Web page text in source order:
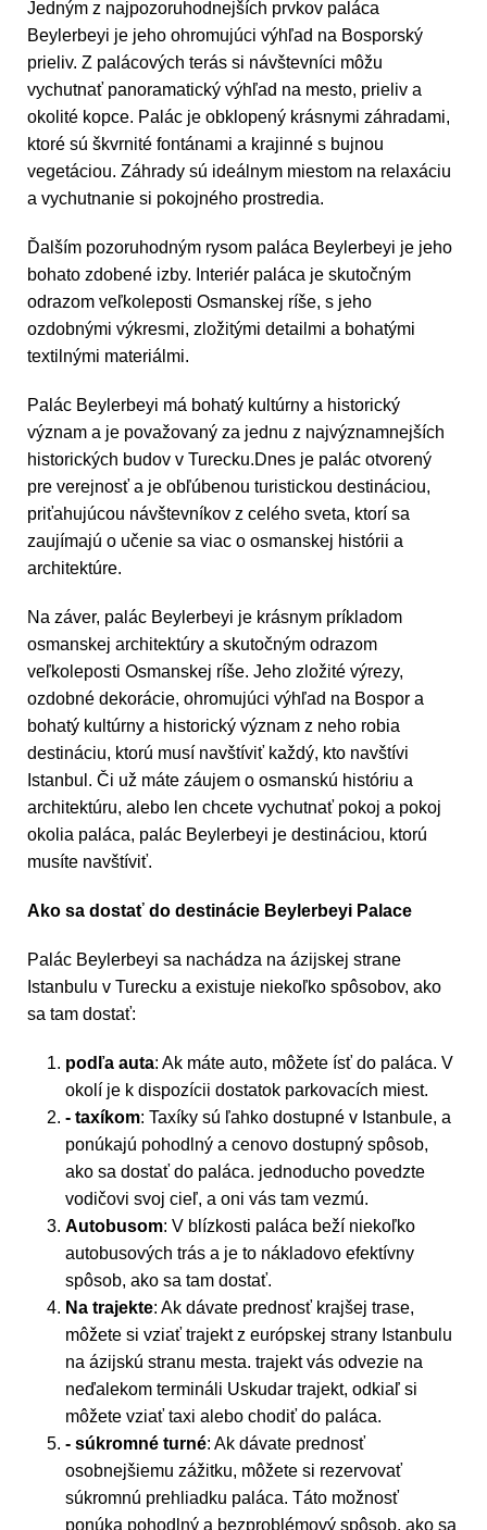
Jedným z najpozoruhodnejších prvkov paláca
Beylerbeyi je jeho ohromujúci výhľad na Bosporský
prieliv. Z palácových terás si návštevníci môžu
vychutnať panoramatický výhľad na mesto, prieliv a
okolité kopce. Palác je obklopený krásnymi záhradami,
ktoré sú škvrnité fontánami a krajinné s bujnou
vegetáciou. Záhrady sú ideálnym miestom na relaxáciu
a vychutnanie si pokojného prostredia.
Ďalším pozoruhodným rysom paláca Beylerbeyi je jeho
bohato zdobené izby. Interiér paláca je skutočným
odrazom veľkoleposti Osmanskej ríše, s jeho
ozdobnými výkresmi, zložitými detailmi a bohatými
textilnými materiálmi.
Palác Beylerbeyi má bohatý kultúrny a historický
význam a je považovaný za jednu z najvýznamnejších
historických budov v Turecku.Dnes je palác otvorený
pre verejnosť a je obľúbenou turistickou destináciou,
priťahujúcou návštevníkov z celého sveta, ktorí sa
zaujímajú o učenie sa viac o osmanskej histórii a
architektúre.
Na záver, palác Beylerbeyi je krásnym príkladom
osmanskej architektúry a skutočným odrazom
veľkoleposti Osmanskej ríše. Jeho zložité výrezy,
ozdobné dekorácie, ohromujúci výhľad na Bospor a
bohatý kultúrny a historický význam z neho robia
destináciu, ktorú musí navštíviť každý, kto navštívi
Istanbul. Či už máte záujem o osmanskú históriu a
architektúru, alebo len chcete vychutnať pokoj a pokoj
okolia paláca, palác Beylerbeyi je destináciou, ktorú
musíte navštíviť.
Ako sa dostať do destinácie Beylerbeyi Palace
Palác Beylerbeyi sa nachádza na ázijskej strane
Istanbulu v Turecku a existuje niekoľko spôsobov, ako
sa tam dostať:
podľa auta: Ak máte auto, môžete ísť do paláca. V
okolí je k dispozícii dostatok parkovacích miest.
- taxíkom: Taxíky sú ľahko dostupné v Istanbule, a
ponúkajú pohodlný a cenovo dostupný spôsob,
ako sa dostať do paláca. jednoducho povedzte
vodičovi svoj cieľ, a oni vás tam vezmú.
Autobusom: V blízkosti paláca beží niekoľko
autobusových trás a je to nákladovo efektívny
spôsob, ako sa tam dostať.
Na trajekte: Ak dávate prednosť krajšej trase,
môžete si vziať trajekt z európskej strany Istanbulu
na ázijskú stranu mesta. trajekt vás odvezie na
neďalekom termináli Uskudar trajekt, odkiaľ si
môžete vziať taxi alebo chodiť do paláca.
- súkromné turné: Ak dávate prednosť
osobnejšiemu zážitku, môžete si rezervovať
súkromnú prehliadku paláca. Táto možnosť
ponúka pohodlný a bezproblémový spôsob, ako sa